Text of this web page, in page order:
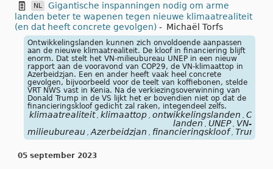
NL
Gigantische inspanningen nodig om arme
landen beter te wapenen tegen nieuwe klimaatrealiteit
(en dat heeft concrete gevolgen) - Michaël Torfs
Ontwikkelingslanden kunnen zich onvoldoende aanpassen
aan de nieuwe klimaatrealiteit. De kloof in financiering blijft
enorm. Dat stelt het VN-milieubureau UNEP in een nieuw
rapport aan de vooravond van COP29, de VN-klimaattop in
Azerbeidzjan. Een en ander heeft vaak heel concrete
gevolgen, bijvoorbeeld voor de teelt van koffiebonen, stelde
VRT NWS vast in Kenia. Na de verkiezingsoverwinning van
Donald Trump in de VS lijkt het er bovendien niet op dat de
financieringskloof gedicht zal raken, integendeel zelfs.
klimaatrealiteit klimaattop ontwikkelingslanden
landen
UNEP
VN-
milieubureau Azerbeidzjan financieringskloof Trump
05 september 2023